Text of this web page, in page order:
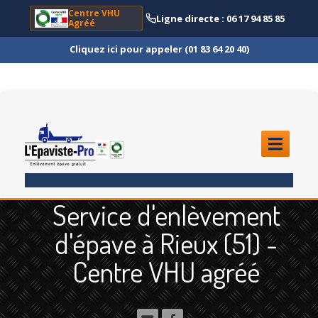
Centre VHU
Agréé
Ligne directe : 06 17 94 85 85
Cliquez ici pour appeler (01 83 64 20 40)
ENLÈVEMENTÉPAVE
Quoi?
Scooteret Moto
Camion
et Poids Lourd
Service d'enlèvement
d'épave à Rieux (51) -
Centre VHU agréé